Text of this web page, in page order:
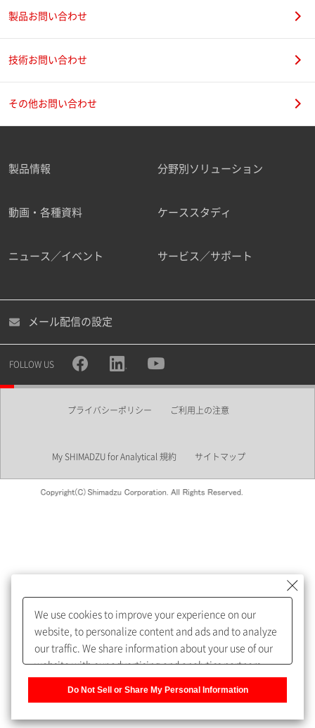
ご勤務先
職種
所属部署
めします。
My SHIMADZU for Analyticalへ登録いただくと、技術情報や
取扱説明書・Webinarなどの閲覧ができます。
うになります。
製品お問い合わせ
技術お問い合わせ
その他お問い合わせ
製品情報 分野別ソリューション
動画・各種資料 ケーススタディ
ニュース／イベント サービス／サポート
メール配信の設定
FOLLOW US
プライバシーポリシー ご利用上の注意
My SHIMADZU for Analytical 規約 サイトマップ
We use cookies to improve your experience on our
website, to personalize content and ads and to analyze
our traffic. We share information about your use of our
website with our advertising and analytics partners,
Do Not Sell or Share My Personal Information